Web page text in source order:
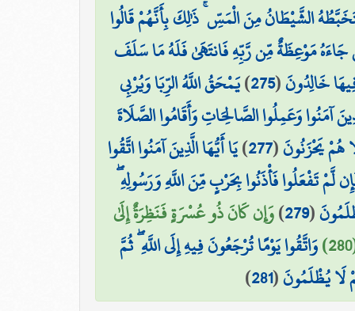
الشَّيْطَانُ مِنَ الْمَسِّ ۚ ذَٰلِكَ بِأَنَّهُمْ قَالُوا
جَاءَهُ مَوْعِظَةٌ مِّن رَّبِّهِ فَانتَهَىٰ فَلَهُ مَا سَلَفَ
خَالِدُونَ(
275
)يَمْحَقُ اللَّهُ الرِّبَا وَيُرْبِي
آمَنُوا وَعَمِلُوا الصَّالِحَاتِ وَأَقَامُوا الصَّلَاةَ
هُمْ يَحْزَنُونَ(
277
)يَا أَيُّهَا الَّذِينَ آمَنُوا اتَّقُوا
لَّمْ تَفْعَلُوا فَأْذَنُوا بِحَرْبٍ مِّنَ اللَّهِ وَرَسُولِهِ
(
279
)وَإِن كَانَ ذُو عُسْرَةٍ فَنَظِرَةٌ إِلَىٰ
وَاتَّقُوا يَوْمًا تُرْجَعُونَ فِيهِ إِلَى اللَّهِ ۖ ثُمَّ
يُظْلَمُونَ(
281
)